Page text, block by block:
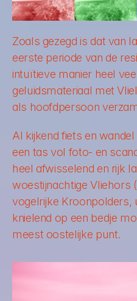
Zoals gezegd is dat van
eerste periode van de
intuïtieve manier heel
geluidsmateriaal met
als hoofdpersoon
Al kijkend fiets en
een tas vol foto- en
heel afwisselend en rijk
woestijnachtige Vliehors
vogelrijke Kroonpolders,
knielend op een bedje
meest oostelijke punt.